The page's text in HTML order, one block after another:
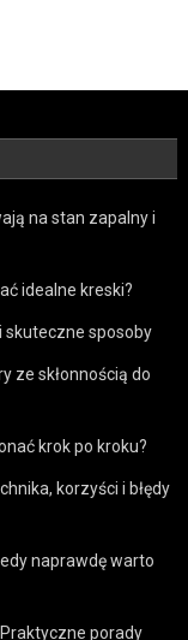
na stan zapalny i
idealne kreski?
skuteczne sposoby
ze skłonnością do
krok po kroku?
korzyści i błędy
naprawdę warto
porady